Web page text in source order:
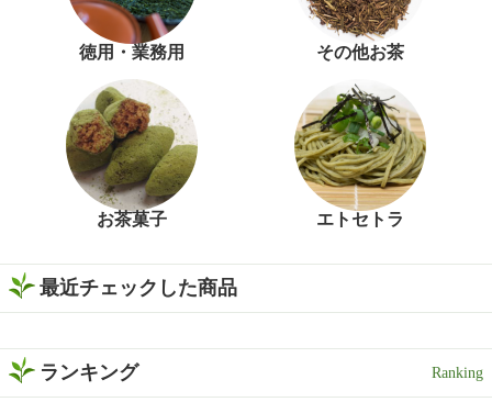
徳用・業務用 その他お茶
お茶菓子 エトセトラ
最近チェックした商品
ランキング